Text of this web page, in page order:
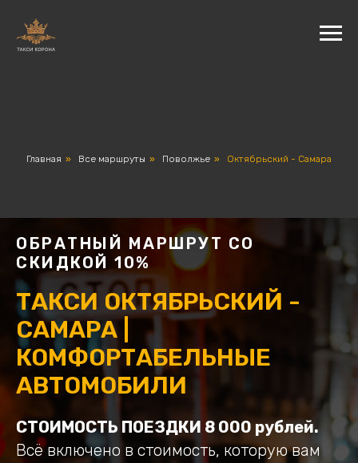
Главная » Все маршруты » Поволжье » Октябрьский - Самара
ОБРАТНЫЙ МАРШРУТ СО
СКИДКОЙ 10%
ТАКСИ ОКТЯБРЬСКИЙ -
САМАРА |
КОМФОРТАБЕЛЬНЫЕ
АВТОМОБИЛИ
СТОИМОСТЬ ПОЕЗДКИ 8 000 рублей.
Всё включено в стоимость, которую вам